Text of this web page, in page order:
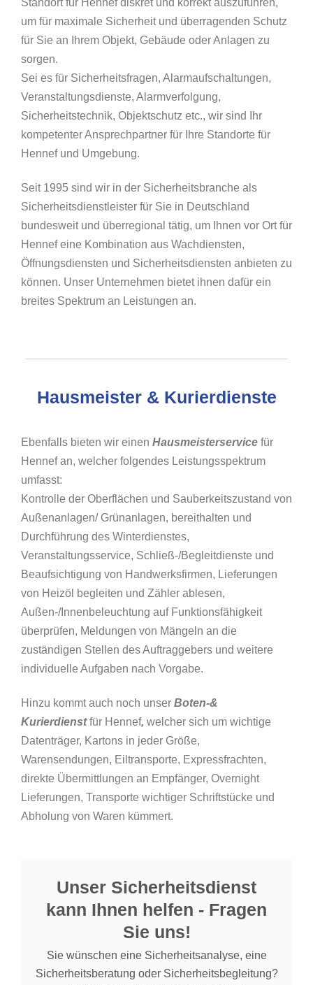
Standort für Hennef diskret und korrekt auszuführen,
um für maximale Sicherheit und überragenden Schutz
für Sie an Ihrem Objekt, Gebäude oder Anlagen zu
sorgen.
Sei es für Sicherheitsfragen, Alarmaufschaltungen,
Veranstaltungsdienste, Alarmverfolgung,
Sicherheitstechnik, Objektschutz etc., wir sind Ihr
kompetenter Ansprechpartner für Ihre Standorte für
Hennef und Umgebung.
Seit 1995 sind wir in der Sicherheitsbranche als
Sicherheitsdienstleister für Sie in Deutschland
bundesweit und überregional tätig, um Ihnen vor Ort für
Hennef eine Kombination aus Wachdiensten,
Öffnungsdiensten und Sicherheitsdiensten anbieten zu
können. Unser Unternehmen bietet ihnen dafür ein
breites Spektrum an Leistungen an.
Hausmeister & Kurierdienste
Ebenfalls bieten wir einen Hausmeisterservice für
Hennef an, welcher folgendes Leistungsspektrum
umfasst:
Kontrolle der Oberflächen und Sauberkeitszustand von
Außenanlagen/ Grünanlagen, bereithalten und
Durchführung des Winterdienstes,
Veranstaltungsservice, Schließ-/Begleitdienste und
Beaufsichtigung von Handwerksfirmen, Lieferungen
von Heizöl begleiten und Zähler ablesen,
Außen-/Innenbeleuchtung auf Funktionsfähigkeit
überprüfen, Meldungen von Mängeln an die
zuständigen Stellen des Auftraggebers und weitere
individuelle Aufgaben nach Vorgabe.
Hinzu kommt auch noch unser Boten-&
Kurierdienstfür Hennef, welcher sich um wichtige
Datenträger, Kartons in jeder Größe,
Warensendungen, Eiltransporte, Expressfrachten,
direkte Übermittlungen an Empfänger, Overnight
Lieferungen, Transporte wichtiger Schriftstücke und
Abholung von Waren kümmert.
Unser Sicherheitsdienst
kann Ihnen helfen - Fragen
Sie uns!
Sie wünschen eine Sicherheitsanalyse, eine
Sicherheitsberatung oder Sicherheitsbegleitung?